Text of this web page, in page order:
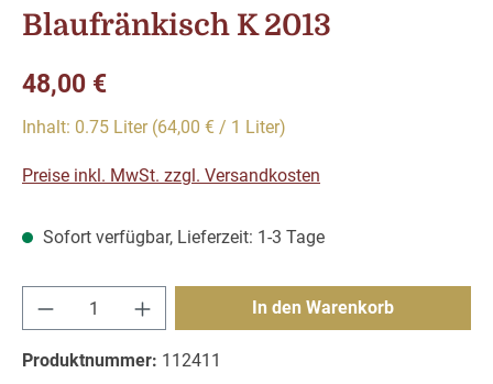
Blaufränkisch K 2013
Regulärer Preis:
48,00 €
Inhalt: 0.75 Liter (64,00 € / 1 Liter)
Preise inkl. MwSt. zzgl. Versandkosten
Sofort verfügbar, Lieferzeit: 1-3 Tage
Produkt Anzahl: Gib den gewünschten
In den Warenkorb
Produktnummer: 112411